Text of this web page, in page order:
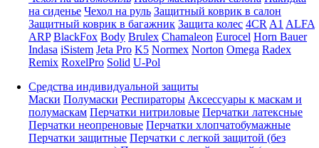
на сиденье Чехол на руль Защитный коврик в салон
Защитный коврик в багажник Защита колес 4CR A1 ALFA
ARP BlackFox Body Brulex Chamaleon Eurocel Horn Bauer
Indasa iSistem Jeta Pro K5 Normex Norton Omega Radex
Remix RoxelPro Solid U-Pol
Средства индивидуальной защиты
Маски Полумаски Респираторы Аксессуары к маскам и
полумаскам Перчатки нитриловые Перчатки латексные
Перчатки неопреновые Перчатки хлопчатобумажные
Перчатки защитные Перчатки с легкой защитой (без